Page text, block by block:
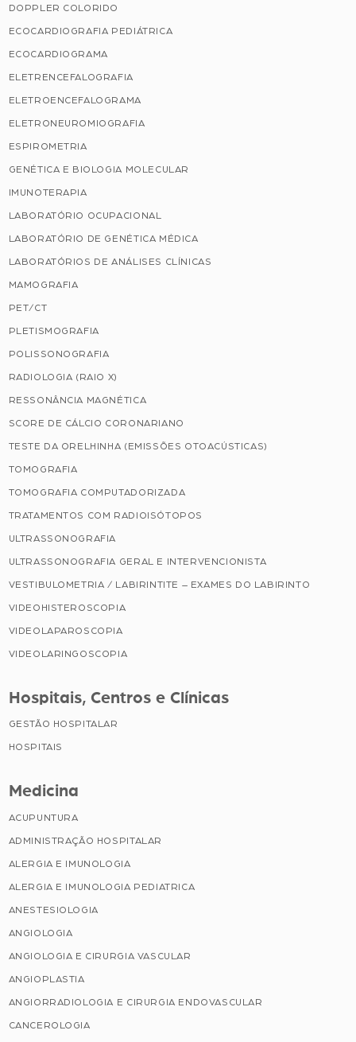
DOPPLER COLORIDO
ECOCARDIOGRAFIA PEDIÁTRICA
ECOCARDIOGRAMA
ELETRENCEFALOGRAFIA
ELETROENCEFALOGRAMA
ELETRONEUROMIOGRAFIA
ESPIROMETRIA
GENÉTICA E BIOLOGIA MOLECULAR
IMUNOTERAPIA
LABORATÓRIO OCUPACIONAL
LABORATÓRIO DE GENÉTICA MÉDICA
LABORATÓRIOS DE ANÁLISES CLÍNICAS
MAMOGRAFIA
PET/CT
PLETISMOGRAFIA
POLISSONOGRAFIA
RADIOLOGIA (RAIO X)
RESSONÂNCIA MAGNÉTICA
SCORE DE CÁLCIO CORONARIANO
TESTE DA ORELHINHA (EMISSÕES OTOACÚSTICAS)
TOMOGRAFIA
TOMOGRAFIA COMPUTADORIZADA
TRATAMENTOS COM RADIOISÓTOPOS
ULTRASSONOGRAFIA
ULTRASSONOGRAFIA GERAL E INTERVENCIONISTA
VESTIBULOMETRIA / LABIRINTITE – EXAMES DO LABIRINTO
VIDEOHISTEROSCOPIA
VIDEOLAPAROSCOPIA
VIDEOLARINGOSCOPIA
Hospitais, Centros e Clínicas
GESTÃO HOSPITALAR
HOSPITAIS
Medicina
ACUPUNTURA
ADMINISTRAÇÃO HOSPITALAR
ALERGIA E IMUNOLOGIA
ALERGIA E IMUNOLOGIA PEDIATRICA
ANESTESIOLOGIA
ANGIOLOGIA
ANGIOLOGIA E CIRURGIA VASCULAR
ANGIOPLASTIA
ANGIORRADIOLOGIA E CIRURGIA ENDOVASCULAR
CANCEROLOGIA